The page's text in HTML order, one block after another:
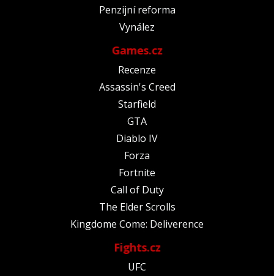
Penzijní reforma
Vynález
Games.cz
Recenze
Assassin's Creed
Starfield
GTA
Diablo IV
Forza
Fortnite
Call of Duty
The Elder Scrolls
Kingdome Come: Deliverence
Fights.cz
UFC